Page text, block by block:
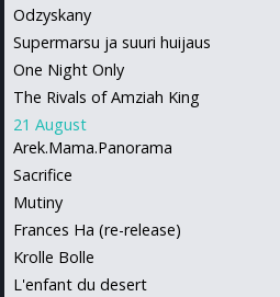
Odzyskany
Supermarsu ja suuri huijaus
One Night Only
The Rivals of Amziah King
21 August
Arek.Mama.Panorama
Sacrifice
Mutiny
Frances Ha (re-release)
Krolle Bolle
L'enfant du desert